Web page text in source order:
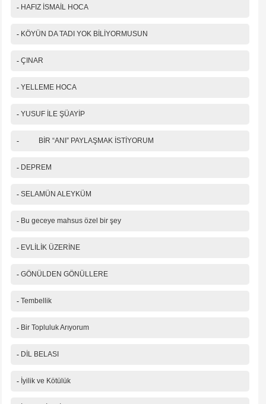
- HAFIZ İSMAİL HOCA
- KÖYÜN DA TADI YOK BİLİYORMUSUN
- ÇINAR
- YELLEME HOCA
- YUSUF İLE ŞÜAYİP
- BİR “ANI” PAYLAŞMAK İSTİYORUM
- DEPREM
- SELAMÜN ALEYKÜM
- Bu geceye mahsus özel bir şey
- EVLİLİK ÜZERİNE
- GÖNÜLDEN GÖNÜLLERE
- Tembellik
- Bir Topluluk Arıyorum
- DİL BELASI
- İyilik ve Kötülük